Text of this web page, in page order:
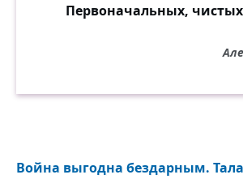
Первоначальных,
Война выгодна бездарным.